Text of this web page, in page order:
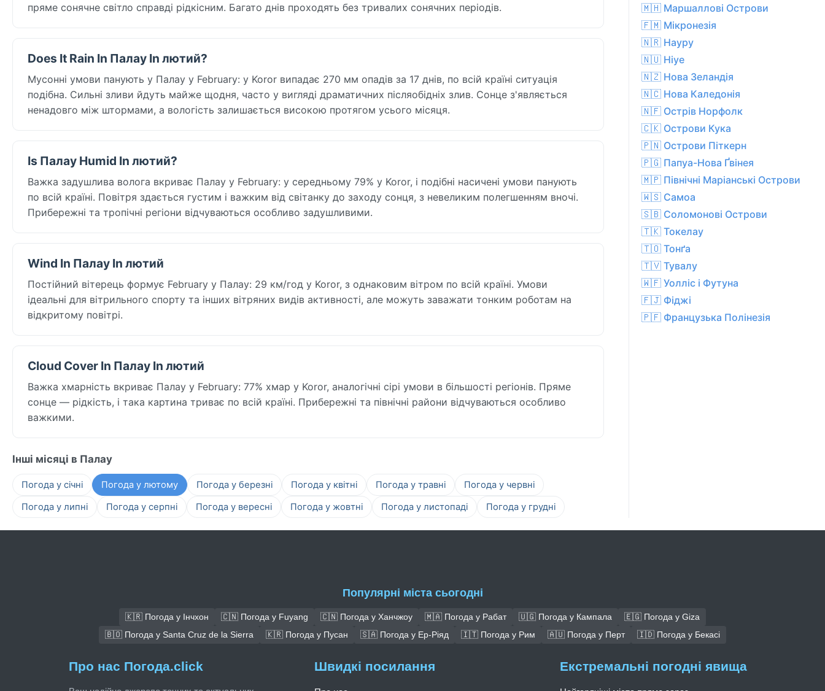
пряме сонячне світло справді рідкісним. Багато днів проходять без тривалих сонячних періодів.
Does It Rain In Палау In лютий?
Мусонні умови панують у Палау у February: у Koror випадає 270 мм опадів за 17 днів, по всій країні ситуація
подібна. Сильні зливи йдуть майже щодня, часто у вигляді драматичних післяобідніх злив. Сонце з'являється
ненадовго між штормами, а вологість залишається високою протягом усього місяця.
Is Палау Humid In лютий?
Важка задушлива волога вкриває Палау у February: у середньому 79% у Koror, і подібні насичені умови панують
по всій країні. Повітря здається густим і важким від світанку до заходу сонця, з невеликим полегшенням вночі.
Прибережні та тропічні регіони відчуваються особливо задушливими.
Wind In Палау In лютий
Постійний вітерець формує February у Палау: 29 км/год у Koror, з однаковим вітром по всій країні. Умови
ідеальні для вітрильного спорту та інших вітряних видів активності, але можуть заважати тонким роботам на
відкритому повітрі.
Cloud Cover In Палау In лютий
Важка хмарність вкриває Палау у February: 77% хмар у Koror, аналогічні сірі умови в більшості регіонів. Пряме
сонце — рідкість, і така картина триває по всій країні. Прибережні та північні райони відчуваються особливо
важкими.
Інші місяці в Палау
Погода у січні Погода у лютому Погода у березні Погода у квітні Погода у травні
Погода у червні
Погода у липні
Погода у серпні Погода у вересні Погода у жовтні Погода у листопаді Погода у грудні
🇲🇭 Маршаллові Острови
🇫🇲 Мікронезія
🇳🇷 Науру
🇳🇺 Ніуе
🇳🇿 Нова Зеландія
🇳🇨 Нова Каледонія
🇳🇫 Острів Норфолк
🇨🇰 Острови Кука
🇵🇳 Острови Піткерн
🇵🇬 Папуа-Нова Ґвінея
🇲🇵 Північні Маріанські Острови
🇼🇸 Самоа
🇸🇧 Соломонові Острови
🇹🇰 Токелау
🇹🇴 Тонґа
🇹🇻 Тувалу
🇼🇫 Уолліс і Футуна
🇫🇯 Фіджі
🇵🇫 Французька Полінезія
Популярні міста сьогодні
🇰🇷 Погода у Інчхон 🇨🇳 Погода у Fuyang 🇨🇳 Погода у Ханчжоу 🇲🇦 Погода у Рабат 🇺🇬 Погода у Кампала
🇪🇬 Погода у Giza
🇧🇴 Погода у Santa Cruz de la Sierra
🇰🇷 Погода у Пусан 🇸🇦 Погода у Ер-Ріяд 🇮🇹 Погода у Рим 🇦🇺 Погода у Перт 🇮🇩 Погода у Бекасі
Про нас Погода.click Швидкі посилання Екстремальні погодні явища